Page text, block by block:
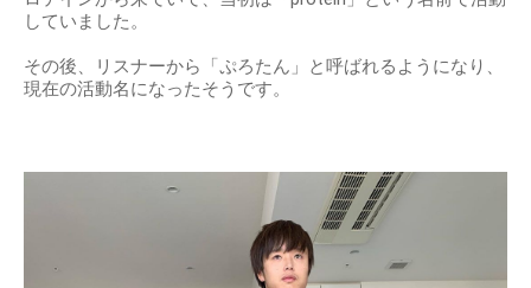
していました。
その後、リスナーから「ぷろたん」と呼ばれるようになり、
現在の活動名になったそうです。